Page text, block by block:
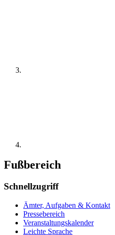
Fußbereich
Schnellzugriff
Ämter, Aufgaben & Kontakt
Pressebereich
Veranstaltungskalender
Leichte Sprache